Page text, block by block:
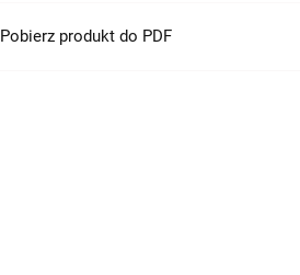
Pobierz produkt do PDF